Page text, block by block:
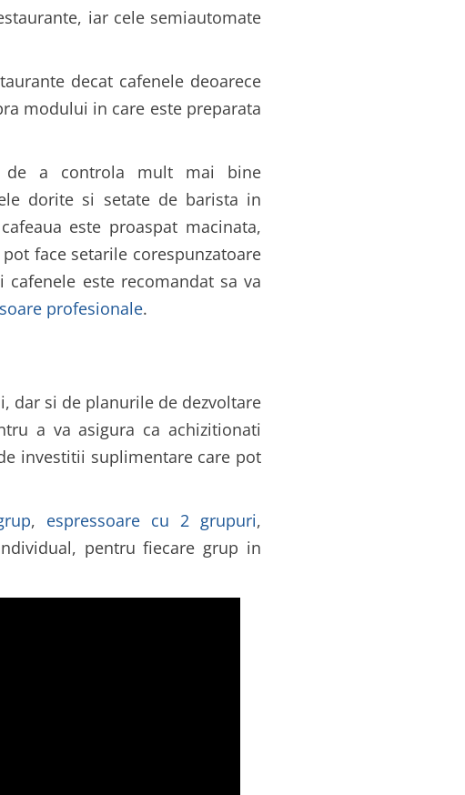
iar cele semiautomate
decat cafenele deoarece
modului in care este preparata
de a controla mult mai bine
dorite si setate de barista in
este proaspat macinata,
face setarile corespunzatoare
este recomandat sa va
profesionale.
dar si de planurile de dezvoltare
a va asigura ca achizitionati
investitii suplimentare care pot
, espressoare cu 2 grupuri,
pentru fiecare grup in